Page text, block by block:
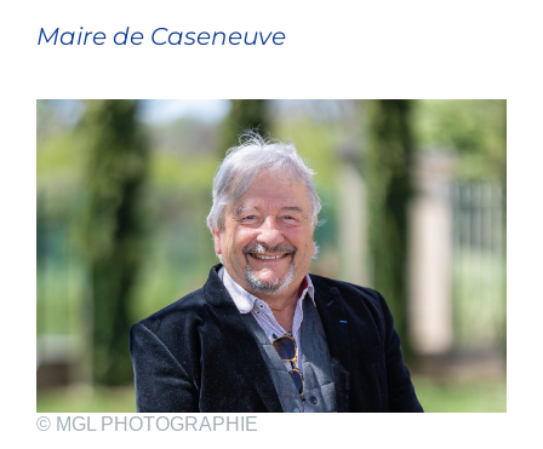
Maire de Caseneuve
© MGL PHOTOGRAPHIE